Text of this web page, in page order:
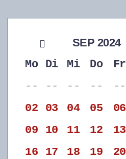
SEP 2024
Mo
Di Mi Do Fr
--
-- -- -- --
02
03 04 05 06
09
10 11 12 13
16
17 18 19 20